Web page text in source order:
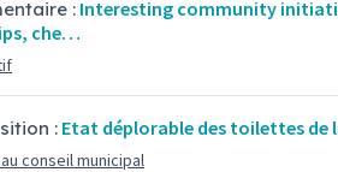
: Interesting community
che…
: Etat déplorable des toilettes de
conseil municipal